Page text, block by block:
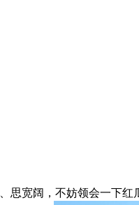
思宽阔，不妨领会一下红